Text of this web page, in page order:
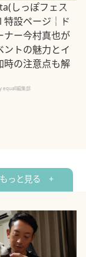
しっぽフェス
設ページ｜ド
ナー今村真也が
ントの魅力とイ
時の注意点も解
equall編集部
もっと見る +